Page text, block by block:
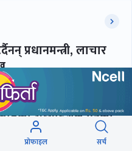
प्रधानमन्त्री, लाचार
अध्यादेशले ऐनको
गर्न सक्दैन’
प्रोफाइल सर्च